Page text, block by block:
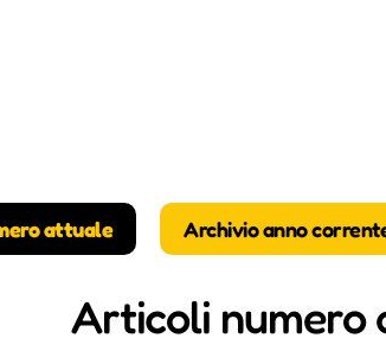
attuale Archivio anno
Articoli numero